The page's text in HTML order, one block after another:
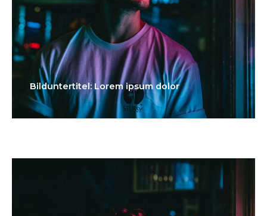
Bilduntertitel: Lorem ipsum dolor